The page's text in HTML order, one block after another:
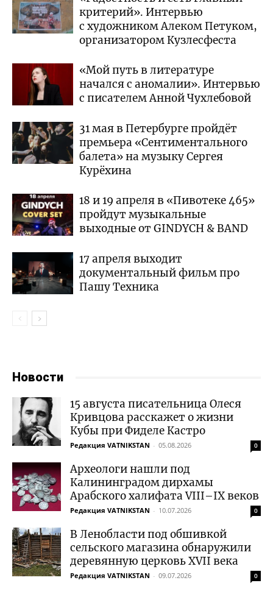
критерий». Интервью
с художником Алеком Петуком,
организатором Кузлесфеста
«Мой путь в литературе
начался с аномалии». Интервью
с писателем Анной Чухлебовой
31 мая в Петербурге пройдёт
премьера «Сентиментального
балета» на музыку Сергея
Курёхина
18 и 19 апреля в «Пивотеке 465»
пройдут музыкальные
выходные от GINDYCH & BAND
17 апреля выходит
документальный фильм про
Пашу Техника
Новости
15 августа писательница Олеся
Кривцова расскажет о жизни
Кубы при Фиделе Кастро
Редакция VATNIKSTAN - 05.08.2026 0
Археологи нашли под
Калининградом дирхамы
Арабского халифата VIII–IX веков
Редакция VATNIKSTAN - 10.07.2026 0
В Ленобласти под обшивкой
сельского магазина обнаружили
деревянную церковь XVII века
Редакция VATNIKSTAN - 09.07.2026 0